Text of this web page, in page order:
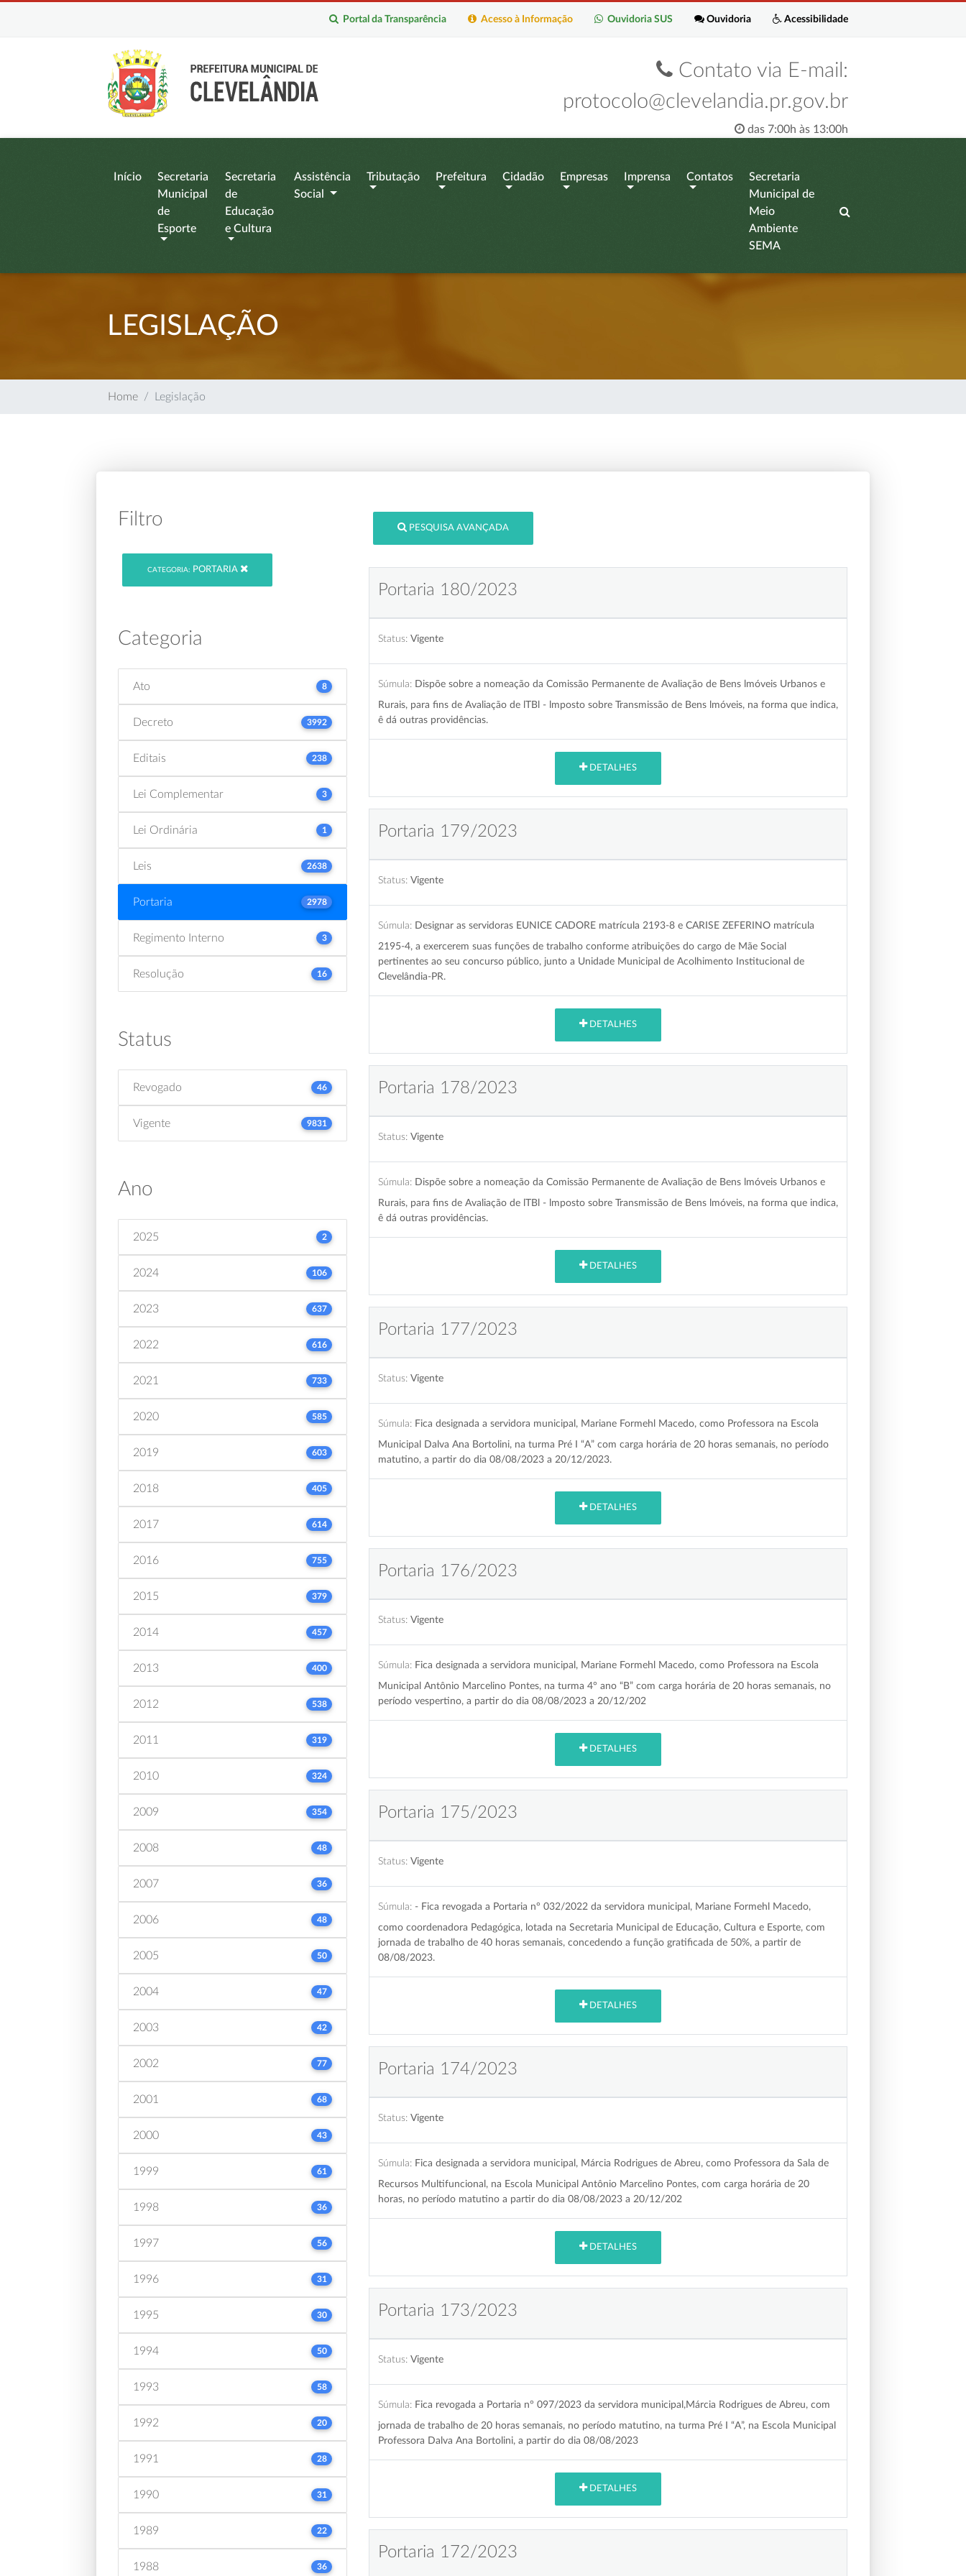
Acessibilidade
Ouvidoria
Ouvidoria SUS
Acesso à Informação
Portal da Transparência
Contato via E-mail:
protocolo@clevelandia.pr.gov.br
das 7:00h às 13:00h
Início
Secretaria
Municipal
de
Esporte
Secretaria
de
Educação
e Cultura
Assistência
Social
Tributação Prefeitura Cidadão Empresas Imprensa Contatos
Secretaria
Municipal de
Meio
Ambiente
SEMA
LEGISLAÇÃO
Home Legislação
Filtro
CATEGORIA: PORTARIA
Categoria
Ato 8
Decreto 3992
Editais 238
Lei Complementar 3
Lei Ordinária 1
Leis 2638
Portaria 2978
Regimento Interno 3
Resolução 16
Status
Revogado 46
Vigente 9831
Ano
2025 2
2024 106
2023 637
2022 616
2021 733
2020 585
2019 603
2018 405
2017 614
2016 755
2015 379
2014 457
2013 400
2012 538
2011 319
2010 324
2009 354
2008 48
2007 36
2006 48
2005 50
2004 47
2003 42
2002 77
2001 68
2000 43
1999 61
1998 36
1997 56
1996 31
1995 30
1994 50
1993 58
1992 20
1991 28
1990 31
1989 22
1988 36
PESQUISA AVANÇADA
Portaria 180/2023
Status: Vigente
Súmula: Dispõe sobre a nomeação da Comissão Permanente de Avaliação de Bens lmóveis Urbanos e
Rurais, para fins de Avaliação de lTBl - lmposto sobre Transmissão de Bens lmóveis, na forma que indica,
ê dá outras providências.
DETALHES
Portaria 179/2023
Status: Vigente
Súmula: Designar as servidoras EUNICE CADORE matrícula 2193-8 e CARISE ZEFERINO matrícula
2195-4, a exercerem suas funções de trabalho conforme atribuições do cargo de Mãe Social
pertinentes ao seu concurso público, junto a Unidade Municipal de Acolhimento Institucional de
Clevelândia-PR.
DETALHES
Portaria 178/2023
Status: Vigente
Súmula: Dispõe sobre a nomeação da Comissão Permanente de Avaliação de Bens lmóveis Urbanos e
Rurais, para fins de Avaliação de lTBl - lmposto sobre Transmissão de Bens lmóveis, na forma que indica,
ê dá outras providências.
DETALHES
Portaria 177/2023
Status: Vigente
Súmula: Fica designada a servidora municipal, Mariane Formehl Macedo, como Professora na Escola
Municipal Dalva Ana Bortolini, na turma Pré I “A” com carga horária de 20 horas semanais, no período
matutino, a partir do dia 08/08/2023 a 20/12/2023.
DETALHES
Portaria 176/2023
Status: Vigente
Súmula: Fica designada a servidora municipal, Mariane Formehl Macedo, como Professora na Escola
Municipal Antônio Marcelino Pontes, na turma 4° ano “B” com carga horária de 20 horas semanais, no
período vespertino, a partir do dia 08/08/2023 a 20/12/202
DETALHES
Portaria 175/2023
Status: Vigente
Súmula: - Fica revogada a Portaria n° 032/2022 da servidora municipal, Mariane Formehl Macedo,
como coordenadora Pedagógica, lotada na Secretaria Municipal de Educação, Cultura e Esporte, com
jornada de trabalho de 40 horas semanais, concedendo a função gratificada de 50%, a partir de
08/08/2023.
DETALHES
Portaria 174/2023
Status: Vigente
Súmula: Fica designada a servidora municipal, Márcia Rodrigues de Abreu, como Professora da Sala de
Recursos Multifuncional, na Escola Municipal Antônio Marcelino Pontes, com carga horária de 20
horas, no período matutino a partir do dia 08/08/2023 a 20/12/202
DETALHES
Portaria 173/2023
Status: Vigente
Súmula: Fica revogada a Portaria n° 097/2023 da servidora municipal,Márcia Rodrigues de Abreu, com
jornada de trabalho de 20 horas semanais, no período matutino, na turma Pré I “A”, na Escola Municipal
Professora Dalva Ana Bortolini, a partir do dia 08/08/2023
DETALHES
Portaria 172/2023